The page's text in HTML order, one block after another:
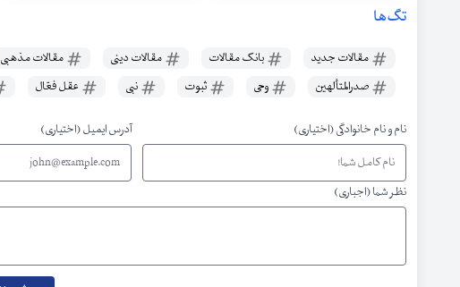
تگ‌ها
مقالات جدید بانک مقالات مقالات دینی مقالات مذهبی
صدرالمتألهین
وحی ثبوت نبی عقل فعّال
نام و نام خانوادگی (اختیاری) آدرس ایمیل (اختیاری)
نظر شما (اجباری)